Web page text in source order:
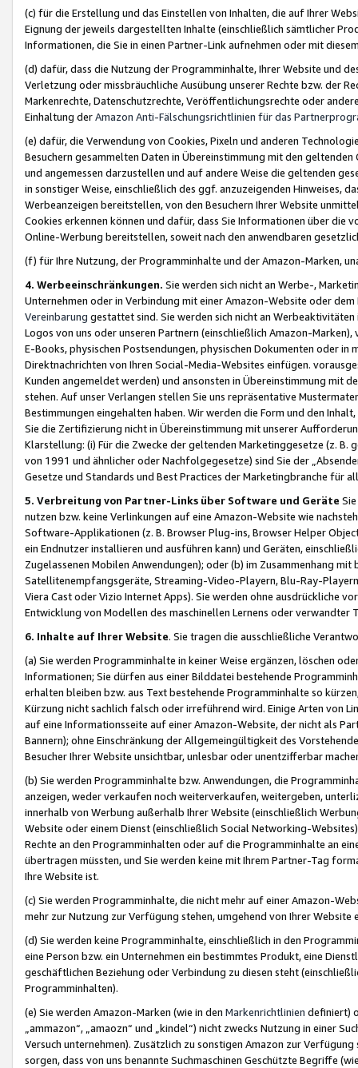
(c) für die Erstellung und das Einstellen von Inhalten, die auf Ihrer
Eignung der jeweils dargestellten Inhalte (einschließlich sämtlicher
Informationen, die Sie in einen Partner-Link aufnehmen oder mit
(d) dafür, dass die Nutzung der Programminhalte, Ihrer Website und
Verletzung oder missbräuchliche Ausübung unserer Rechte bzw. der
Markenrechte, Datenschutzrechte, Veröffentlichungsrechte oder
Einhaltung derAmazon Anti-Fälschungsrichtlinien für das
(e) dafür, die Verwendung von Cookies, Pixeln und anderen
Besuchern gesammelten Daten in Übereinstimmung mit den
und angemessen darzustellen und auf andere Weise die geltenden
in sonstiger Weise, einschließlich des ggf. anzuzeigenden Hinweises,
Werbeanzeigen bereitstellen, von den Besuchern Ihrer Website
Cookies erkennen können und dafür, dass Sie Informationen über die
Online-Werbung bereitstellen, soweit nach den anwendbaren
(f) für Ihre Nutzung, der Programminhalte und der Amazon-Marken,
4. Werbeeinschränkungen. Sie werden sich nicht an Werbe-,
Unternehmen oder in Verbindung mit einer Amazon-Website oder
Vereinbarung gestattet sind. Sie werden sich nicht an
Logos von uns oder unseren Partnern (einschließlich Amazon-
E-Books, physischen Postsendungen, physischen Dokumenten oder in
Direktnachrichten von Ihren Social-Media-Websites einfügen.
Kunden angemeldet werden) und ansonsten in Übereinstimmung mit
stehen. Auf unser Verlangen stellen Sie uns repräsentative
Bestimmungen eingehalten haben. Wir werden die Form und den
Sie die Zertifizierung nicht in Übereinstimmung mit unserer
Klarstellung: (i) Für die Zwecke der geltenden Marketinggesetze (z. B.
von 1991 und ähnlicher oder Nachfolgegesetze) sind Sie der
Gesetze und Standards und Best Practices der Marketingbranche für
5. Verbreitung von Partner-Links über Software und Geräte
nutzen bzw. keine Verlinkungen auf eine Amazon-Website wie
Software-Applikationen (z. B. Browser Plug-ins, Browser Helper
ein Endnutzer installieren und ausführen kann) und Geräten,
Zugelassenen Mobilen Anwendungen); oder (b) im Zusammenhang
Satellitenempfangsgeräte, Streaming-Video-Playern, Blu-Ray-
Viera Cast oder Vizio Internet Apps). Sie werden ohne ausdrückliche
Entwicklung von Modellen des maschinellen Lernens oder
6. Inhalte auf Ihrer Website. Sie tragen die ausschließliche
(a) Sie werden Programminhalte in keiner Weise ergänzen, löschen
Informationen; Sie dürfen aus einer Bilddatei bestehende
erhalten bleiben bzw. aus Text bestehende Programminhalte so
Kürzung nicht sachlich falsch oder irreführend wird. Einige Arten von
auf eine Informationsseite auf einer Amazon-Website, der nicht als
Bannern); ohne Einschränkung der Allgemeingültigkeit des
Besucher Ihrer Website unsichtbar, unlesbar oder unentzifferbar
(b) Sie werden Programminhalte bzw. Anwendungen, die
anzeigen, weder verkaufen noch weiterverkaufen, weitergeben,
innerhalb von Werbung außerhalb Ihrer Website (einschließlich
Website oder einem Dienst (einschließlich Social Networking-
Rechte an den Programminhalten oder auf die Programminhalte an
übertragen müssten, und Sie werden keine mit Ihrem Partner-Tag
Ihre Website ist.
(c) Sie werden Programminhalte, die nicht mehr auf einer Amazon-
mehr zur Nutzung zur Verfügung stehen, umgehend von Ihrer
(d) Sie werden keine Programminhalte, einschließlich in den
eine Person bzw. ein Unternehmen ein bestimmtes Produkt, eine
geschäftlichen Beziehung oder Verbindung zu diesen steht
Programminhalten).
(e) Sie werden Amazon-Marken (wie in den Markenrichtlinien definiert)
„ammazon“, „amaozn“ und „kindel“) nicht zwecks Nutzung in einer
Versuch unternehmen). Zusätzlich zu sonstigen Amazon zur
sorgen, dass von uns benannte Suchmaschinen Geschützte Begriffe